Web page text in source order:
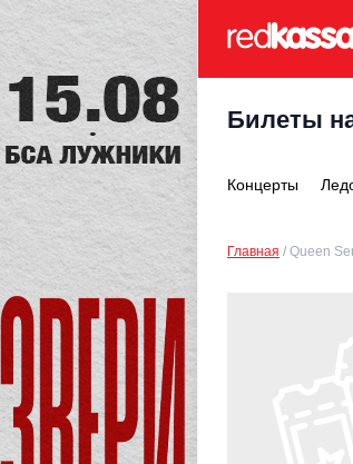
Билеты
Концерты
Главная Queen